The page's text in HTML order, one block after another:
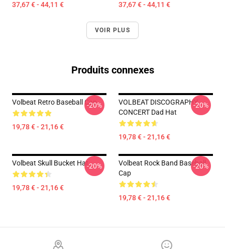
37,67 € - 44,11 € 37,67 € - 44,11 €
VOIR PLUS
Produits connexes
Volbeat Retro Baseball Cap
19,78 € - 21,16 €
-20%
VOLBEAT DISCOGRAPHY
CONCERT Dad Hat
19,78 € - 21,16 €
-20%
Volbeat Skull Bucket Hat
19,78 € - 21,16 €
-20%
Volbeat Rock Band Baseball
Cap
19,78 € - 21,16 €
-20%